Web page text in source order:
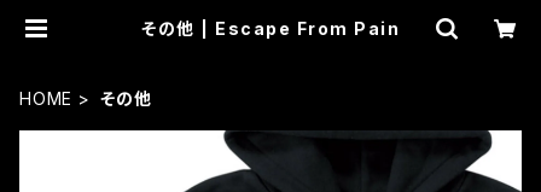
その他 | Escape From Pain
HOME その他